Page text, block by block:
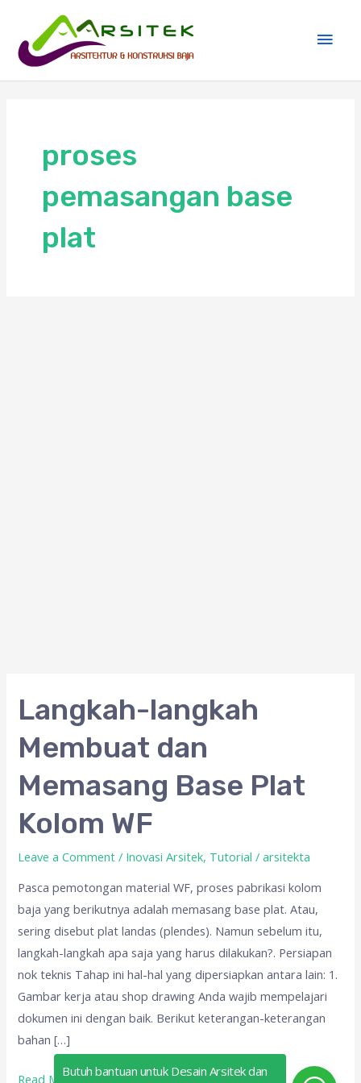
content
proses
pemasangan base
plat
Langkah-langkah
Membuat dan
Memasang Base Plat
Kolom WF
Leave a Comment / Inovasi Arsitek, Tutorial /arsitekta
Pasca pemotongan material WF, proses pabrikasi kolom
baja yang berikutnya adalah memasang base plat. Atau,
sering disebut plat landas (plendes). Namun sebelum itu,
langkah-langkah apa saja yang harus dilakukan?. Persiapan
nok teknis Tahap ini hal-hal yang dipersiapkan antara lain: 1.
Gambar kerja atau shop drawing Anda wajib mempelajari
dokumen ini dengan baik. Berikut keterangan-keterangan
bahan […]
Langkah-
langkah
Membuat
Memasang
Base
Plat
Kolom
Read More »
Butuh bantuan untuk Desain Arsitek dan